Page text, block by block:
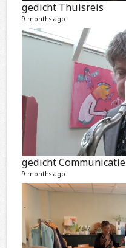
gedicht Thuisreis
9 months ago
gedicht Communicatie
9 months ago